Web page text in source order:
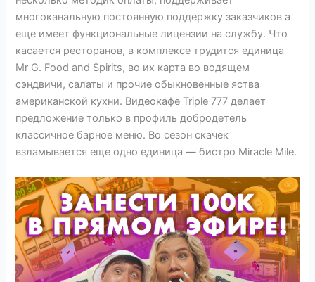
многоканальную постоянную поддержку заказчиков а
еще имеет функциональные лицензии на службу. Что
касается ресторанов, в комплексе трудится единица
Mr G. Food and Spirits, во их карта во водящем
сэндвичи, салаты и прочие обыкновенные яства
американской кухни. Видеокафе Triple 777 делает
предложение только в профиль добродетель
классичное барное меню. Во сезон скачек
взламывается еще одно единица — бистро Miracle Mile.